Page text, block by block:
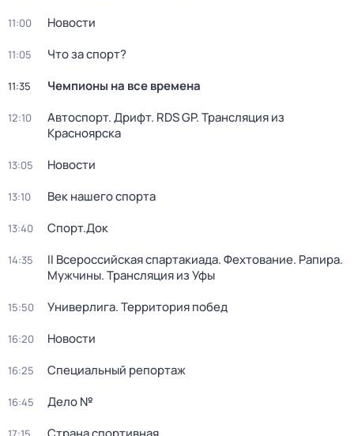
11:00 Новости
11:05 Что за спорт?
11:35 Чемпионы на все времена
12:10
Автоспорт. Дрифт. RDS GP. Трансляция из
Красноярска
13:05 Новости
13:10 Век нашего спорта
13:40 Спорт.Док
14:35
II Всероссийская спартакиада. Фехтование. Рапира.
Мужчины. Трансляция из Уфы
15:50 Универлига. Территория побед
16:20 Новости
16:25 Специальный репортаж
16:45 Дело №